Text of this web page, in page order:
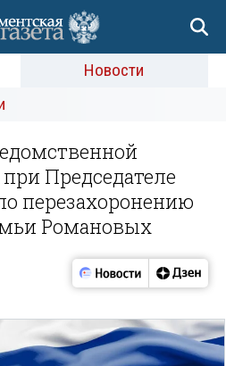
Новости
Председателе
перезахоронению
Романовых